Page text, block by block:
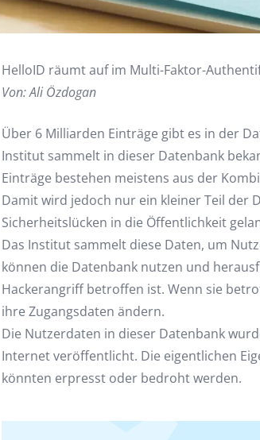
HelloID räumt auf im Multi-Faktor-
Von: Ali Özdogan
Über 6 Milliarden Einträge gibt es in der
Institut sammelt in dieser Datenbank
Einträge bestehen meistens aus der
Damit wird jedoch nur ein kleiner Teil der
Sicherheitslücken in die Öffentlichkeit
Das Institut sammelt diese Daten, um
können die Datenbank nutzen und
Hackerangriff betroffen ist. Wenn sie
ihre Zugangsdaten ändern.
Die Nutzerdaten in dieser Datenbank
Internet veröffentlicht. Die eigentlichen
könnten erpresst oder bedroht werden.